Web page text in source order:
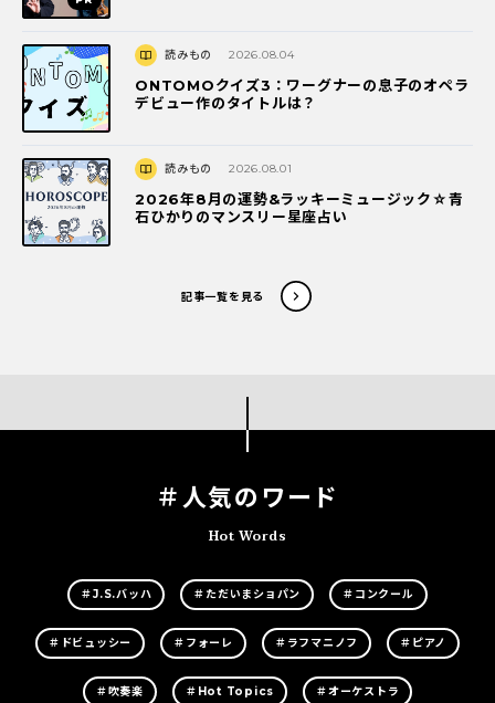
読みもの 2026.08.04
ONTOMOクイズ3：ワーグナーの息子のオペラ
デビュー作のタイトルは？
読みもの 2026.08.01
2026年8月の運勢&ラッキーミュージック☆青
石ひかりのマンスリー星座占い
記事一覧を見る
＃人気のワード
Hot Words
＃J.S.バッハ ＃ただいまショパン ＃コンクール
＃ドビュッシー ＃フォーレ ＃ラフマニノフ ＃ピアノ
＃吹奏楽 ＃Hot Topics ＃オーケストラ